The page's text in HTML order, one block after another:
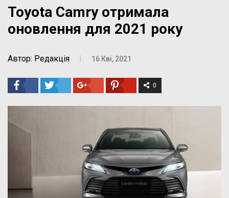
Toyota Camry отримала
оновлення для 2021 року
Автор: Редакція | 16 Кві, 2021
0